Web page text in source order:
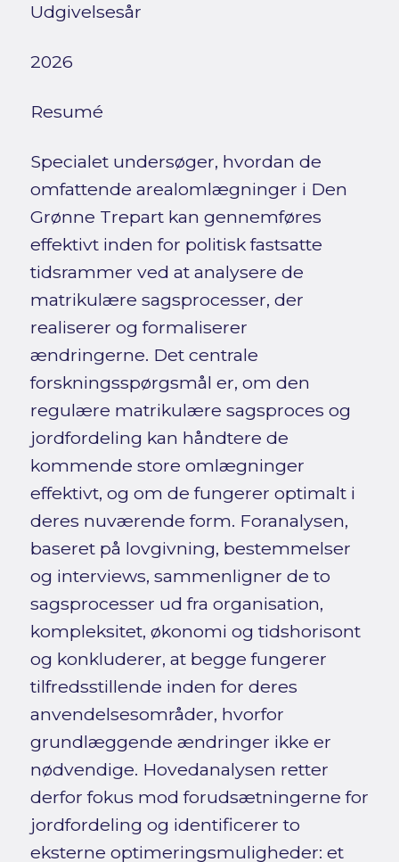
Udgivelsesår
2026
Resumé
Specialet undersøger, hvordan de
omfattende arealomlægninger i Den
Grønne Trepart kan gennemføres
effektivt inden for politisk fastsatte
tidsrammer ved at analysere de
matrikulære sagsprocesser, der
realiserer og formaliserer
ændringerne. Det centrale
forskningsspørgsmål er, om den
regulære matrikulære sagsproces og
jordfordeling kan håndtere de
kommende store omlægninger
effektivt, og om de fungerer optimalt i
deres nuværende form. Foranalysen,
baseret på lovgivning, bestemmelser
og interviews, sammenligner de to
sagsprocesser ud fra organisation,
kompleksitet, økonomi og tidshorisont
og konkluderer, at begge fungerer
tilfredsstillende inden for deres
anvendelsesområder, hvorfor
grundlæggende ændringer ikke er
nødvendige. Hovedanalysen retter
derfor fokus mod forudsætningerne for
jordfordeling og identificerer to
eksterne optimeringsmuligheder: et